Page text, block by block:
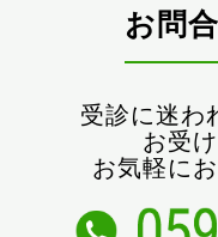
お問
受診に迷わ
お受
お気軽に